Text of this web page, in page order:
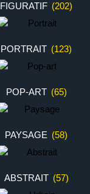
FIGURATIF (202)
PORTRAIT (123)
POP-ART (65)
PAYSAGE (58)
ABSTRAIT (57)